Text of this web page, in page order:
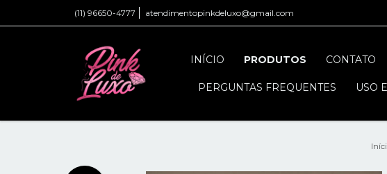
(11) 96650-4777 atendimentopinkdeluxo@gmail.com
INÍCIO PRODUTOS CONTATO
PERGUNTAS FREQUENTES USO